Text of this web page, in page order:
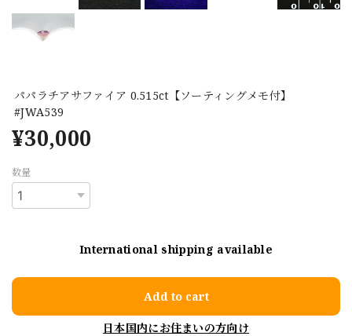
パパラチアサファイア 0.515ct【ソーティングメモ付】
#JWA539
¥30,000
数量
International shipping available
Add to cart
日本国内にお住まいの方向け